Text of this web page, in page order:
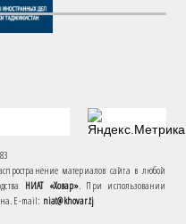
материалов сайта в любой
НИАТ «Ховар». При использовании
E-mail: niat@khovar.tj